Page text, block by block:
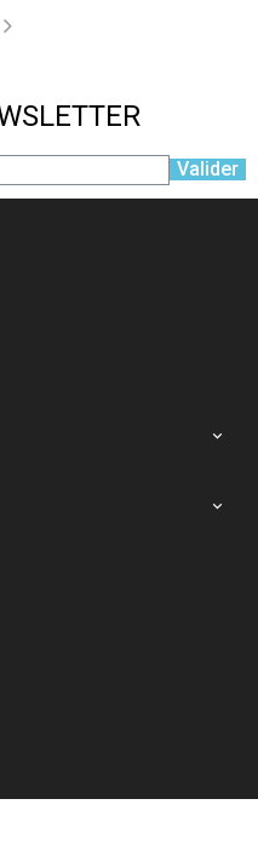
Valider

